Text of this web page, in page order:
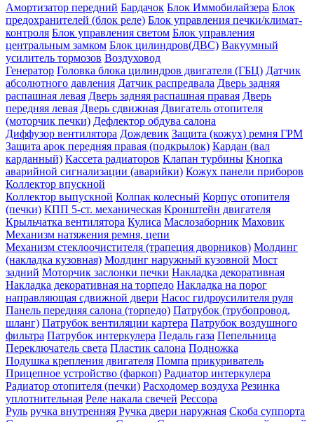
Амортизатор передний Бардачок Блок Иммобилайзера Блок
предохранителей (блок реле) Блок управления печки/климат-
контроля Блок управления светом Блок управления
центральным замком Блок цилиндров(ДВС) Вакуумный
усилитель тормозов Воздуховод
Генератор Головка блока цилиндров двигателя (ГБЦ) Датчик
абсолютного давления Датчик распредвала Дверь задняя
распашная левая Дверь задняя распашная правая Дверь
передняя левая Дверь сдвижная Двигатель отопителя
(моторчик печки) Дефлектор обдува салона
Диффузор вентилятора Дождевик Защита (кожух) ремня ГРМ
Защита арок передняя правая (подкрылок) Кардан (вал
карданный) Кассета радиаторов Клапан турбины Кнопка
аварийной сигнализации (аварийки) Кожух панели приборов
Коллектор впускной
Коллектор выпускной Колпак колесный Корпус отопителя
(печки) КПП 5-ст. механическая Кронштейн двигателя
Крыльчатка вентилятора Кулиса Маслозаборник Маховик
Механизм натяжения ремня, цепи
Механизм стеклоочистителя (трапеция дворников) Молдинг
(накладка кузовная) Молдинг наружный кузовной Мост
задний Моторчик заслонки печки Накладка декоративная
Накладка декоративная на торпедо Накладка на порог
направляющая сдвижной двери Насос гидроусилителя руля
Панель передняя салона (торпедо) Патрубок (трубопровод,
шланг) Патрубок вентиляции картера Патрубок воздушного
фильтра Патрубок интеркулера Педаль газа Пепельница
Переключатель света Пластик салона Подножка
Подушка крепления двигателя Помпа прикуриватель
Прицепное устройство (фаркоп) Радиатор интеркулера
Радиатор отопителя (печки) Расходомер воздуха Резинка
уплотнительная Реле накала свечей Рессора
Руль ручка внутренняя Ручка двери нaружная Скоба суппорта